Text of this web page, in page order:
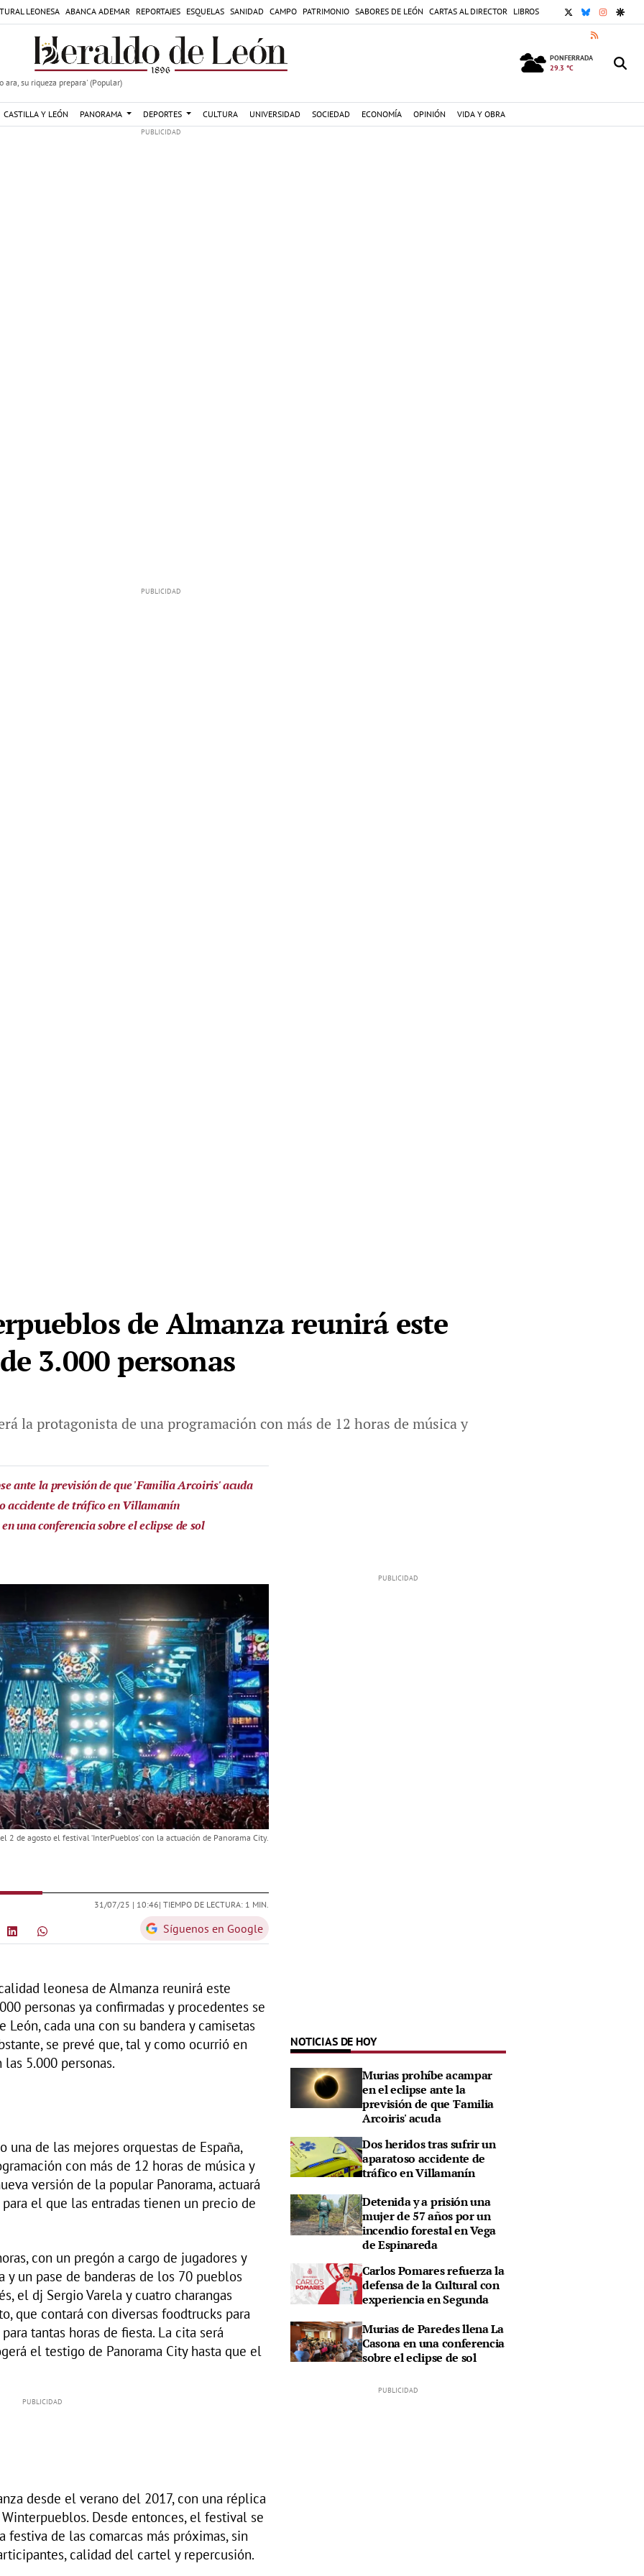
LEONESA ABANCA ADEMAR REPORTAJES ESQUELAS SANIDAD CAMPO PATRIMONIO SABORES DE LEÓN CARTAS AL DIRECTOR LIBROS X BLUESKY
RSS
ara, su riqueza prepara' (Popular)
PONFERRADA
29.3 °C
CASTILLA Y LEÓN PANORAMA DEPORTES CULTURA UNIVERSIDAD SOCIEDAD ECONOMÍA OPINIÓN VIDA Y OBRA
de Almanza reunirá este
3.000 personas
la protagonista de una programación con más de 12 horas de música y
ante la previsión de que 'Familia Arcoiris' acuda
accidente de tráfico en Villamanín
una conferencia sobre el eclipse de sol
2 de agosto el festival ‘InterPueblos’ con la actuación de Panorama City.
31/07/25 | 10:46| TIEMPO DE LECTURA: 1 MIN.
Síguenos en Google
leonesa de Almanza reunirá este
personas ya confirmadas y procedentes se
cada una con su bandera y camisetas
se prevé que, tal y como ocurrió en
5.000 personas.
una de las mejores orquestas de España,
con más de 12 horas de música y
versión de la popular Panorama, actuará
el que las entradas tienen un precio de
con un pregón a cargo de jugadores y
un pase de banderas de los 70 pueblos
el dj Sergio Varela y cuatro charangas
que contará con diversas foodtrucks para
tantas horas de fiesta. La cita será
el testigo de Panorama City hasta que el
desde el verano del 2017, con una réplica
Desde entonces, el festival se
de las comarcas más próximas, sin
calidad del cartel y repercusión.
NOTICIAS DE HOY
Murias prohíbe acampar
en el eclipse ante la
previsión de que 'Familia
Arcoiris' acuda
Dos heridos tras sufrir un
aparatoso accidente de
tráfico en Villamanín
Detenida y a prisión una
mujer de 57 años por un
incendio forestal en Vega
de Espinareda
Carlos Pomares refuerza la
defensa de la Cultural con
experiencia en Segunda
Murias de Paredes llena La
Casona en una conferencia
sobre el eclipse de sol